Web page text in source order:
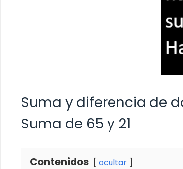
Suma y diferencia de
Suma de 65 y 21
Contenidos ocultar